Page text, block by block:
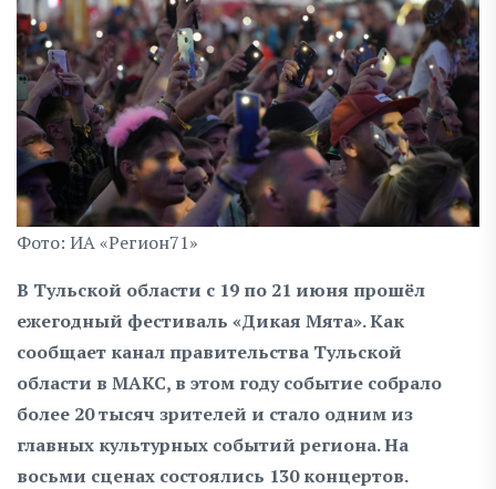
Фото: ИА «Регион71»
В Тульской области с 19 по 21 июня прошёл
ежегодный фестиваль «Дикая Мята». Как
сообщает канал правительства Тульской
области в МАКС, в этом году событие собрало
более 20 тысяч зрителей и стало одним из
главных культурных событий региона. На
восьми сценах состоялись 130 концертов.